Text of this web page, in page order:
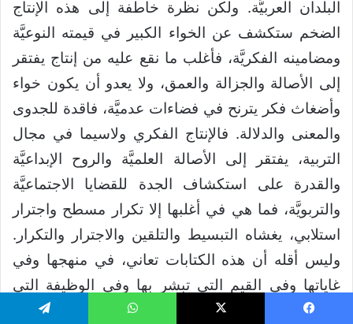
البلدان العربيَّة. ولكن نظرة خاطفة إلى هذه الإنتاج
الضخم ستكشف عن الخواء الكبير في قيمته النوعيَّة
ومضامينه الفكريَّة، فأغلب ما نقع عليه من إنتاج يفتقر
إلى الأصالة والجزالة والعمق، ولا يعدو أن يكون خواء
وأضغاث فكر يترنح في فضاءات عدميَّة، فاقدة للجدوى
والمعنى والدلالة. فالإنتاج الفكري ولاسيما في مجال
التربية، يفتقر إلى الأصالة العلميَّة والروح الإبداعيَّة
والقدرة على استكشاف الجدة للقضايا الاجتماعيَّة
والتربويَّة، فما هي في أغلبها إلا تكرار مسطح واجترار
استلابي، يغشاه التبسيط والتلقين والاجترار والتكرار.
وليس أقله أن هذه الكتابات تعاني، في منهجها وفي
غاياتها وفي القيم التي تبشر بها وفي الوظيفة التي
تدانيها وتقاربها.